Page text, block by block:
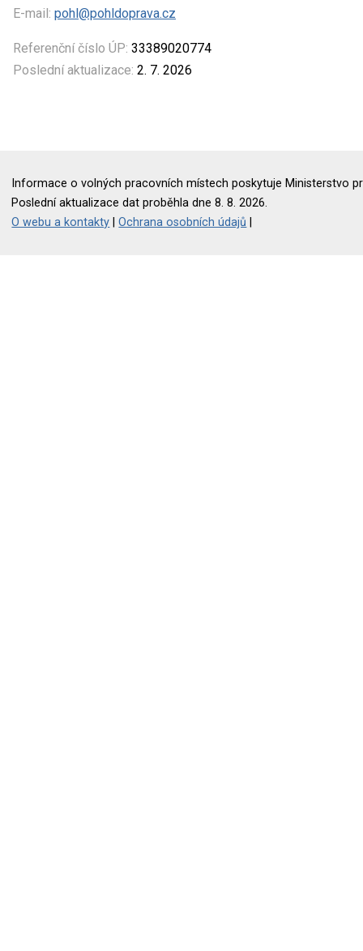
E-mail: pohl@pohldoprava.cz
Referenční číslo ÚP: 33389020774
Poslední aktualizace: 2. 7. 2026
Informace o volných pracovních místech poskytuje Ministerstvo
Poslední aktualizace dat proběhla dne 8. 8. 2026.
O webu a kontakty |Ochrana osobních údajů